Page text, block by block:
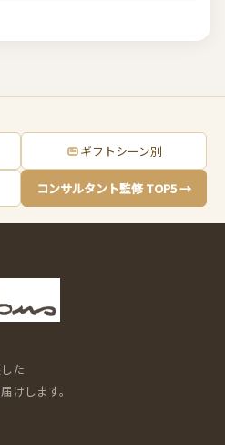
ギフトシーン別
コンサルタント監修 TOP5 →
た
けします。